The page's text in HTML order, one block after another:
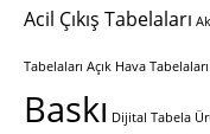
Acil Çıkış Tabelaları
Tabelaları Açık Hava Tabelaları
Baskı Dijital Tabela